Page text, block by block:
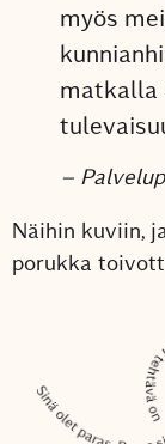
myös
matkalla
–
Näihin kuviin,
porukka